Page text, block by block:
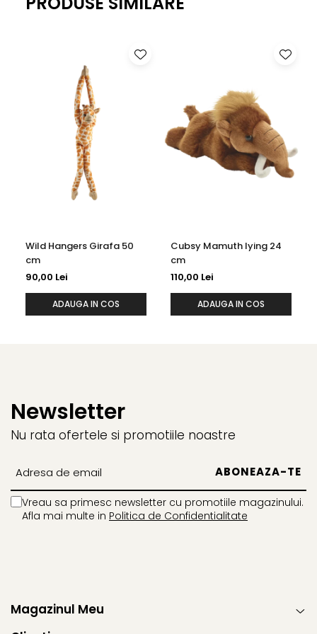
o jucarie de plus ; vrei o alegere constienta, eleganta si
Plus cu stil si grija pentru natură.
Wild Hangers Girafa 50
cm
90,00 Lei
ADAUGA IN COS
Cubsy Mamuth lying 24
cm
110,00 Lei
ADAUGA IN COS
Newsletter
Nu rata ofertele si promotiile noastre
Vreau sa primesc newsletter cu promotiile magazinului.
Afla mai multe in Politica de Confidentialitate
Magazinul Meu